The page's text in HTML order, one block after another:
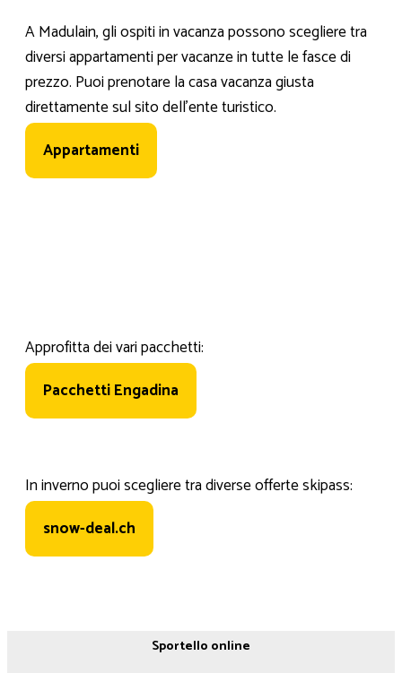
A Madulain, gli ospiti in vacanza possono scegliere tra
diversi appartamenti per vacanze in tutte le fasce di
prezzo. Puoi prenotare la casa vacanza giusta
direttamente sul sito dell'ente turistico.
Appartamenti
Approfitta dei vari pacchetti:
Pacchetti Engadina
In inverno puoi scegliere tra diverse offerte skipass:
snow-deal.ch
Sportello online